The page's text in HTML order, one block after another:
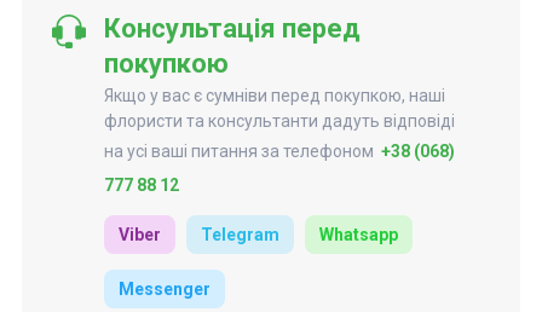
Консультація перед
покупкою
Якщо у вас є сумніви перед покупкою, наші
флористи та консультанти дадуть відповіді
на усі ваші питання за телефоном +38 (068)
777 88 12
Viber Telegram Whatsapp
Messenger